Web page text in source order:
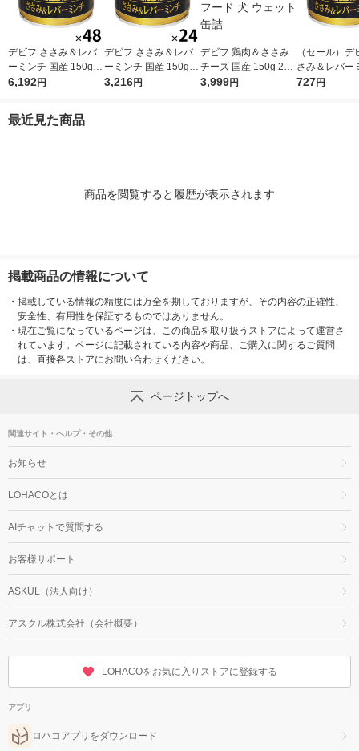
デビフ ささみ＆レバ
ーミンチ 国産 150g 4
8缶 ドッグフード 犬
6,192円
デビフ ささみ＆レバ
ーミンチ 国産 150g 2
4缶 ドッグフード 犬
3,216円
デビフ 鶏肉＆ささみ
チーズ 国産 150g 24
缶 ドッグフード 犬 ウ
3,999円
（セール）デ
さみ＆レバー
国産 150g 4
727円
最近見た商品
商品を閲覧すると履歴が表示されます
掲載商品の情報について
・ 掲載している情報の精度には万全を期しておりますが、その内容の正確性、
安全性、有用性を保証するものではありません。
・ 現在ご覧になっているページは、この商品を取り扱うストアによって運営さ
れています。ページに記載されている内容や商品、ご購入に関するご質問
は、直接各ストアにお問い合わせください。
ページトップへ
関連サイト・ヘルプ・その他
お知らせ
LOHACOとは
AIチャットで質問する
お客様サポート
ASKUL（法人向け）
アスクル株式会社（会社概要）
LOHACOをお気に入りストアに登録する
アプリ
ロハコアプリをダウンロード